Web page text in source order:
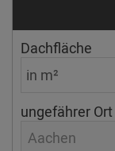
Dachfläche
ungefährer Ort
Aachen